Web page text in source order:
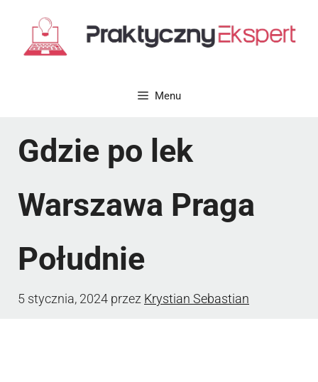
Menu
Gdzie po lek
Warszawa Praga
Południe
5 stycznia, 2024 przez Krystian Sebastian